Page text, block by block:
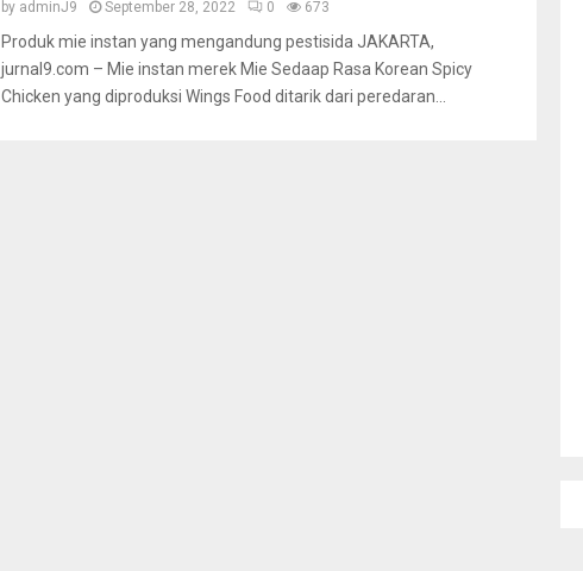
by adminJ9 September 28, 2022 0 673
Produk mie instan yang mengandung pestisida JAKARTA,
jurnal9.com – Mie instan merek Mie Sedaap Rasa Korean Spicy
Chicken yang diproduksi Wings Food ditarik dari peredaran...